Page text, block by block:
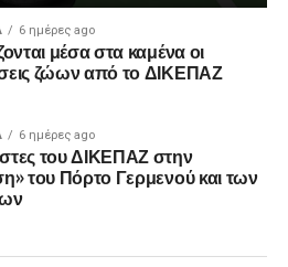
6 ημέρες ago
μέσα στα καμένα οι
ζώων από το ΔΙΚΕΠΑΖ
6 ημέρες ago
του ΔΙΚΕΠΑΖ στην
του Πόρτο Γερμενού και των